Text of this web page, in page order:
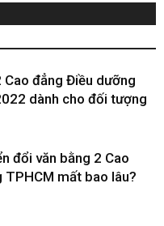
Cao đẳng Điều dưỡng
dành cho đối tượng
đổi văn bằng 2 Cao
mất bao lâu?